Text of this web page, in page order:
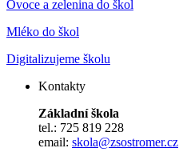
Ovoce a zelenina do škol
Mléko do škol
Digitalizujeme školu
Kontakty
Základní škola
tel.: 725 819 228
email: skola@zsostromer.cz